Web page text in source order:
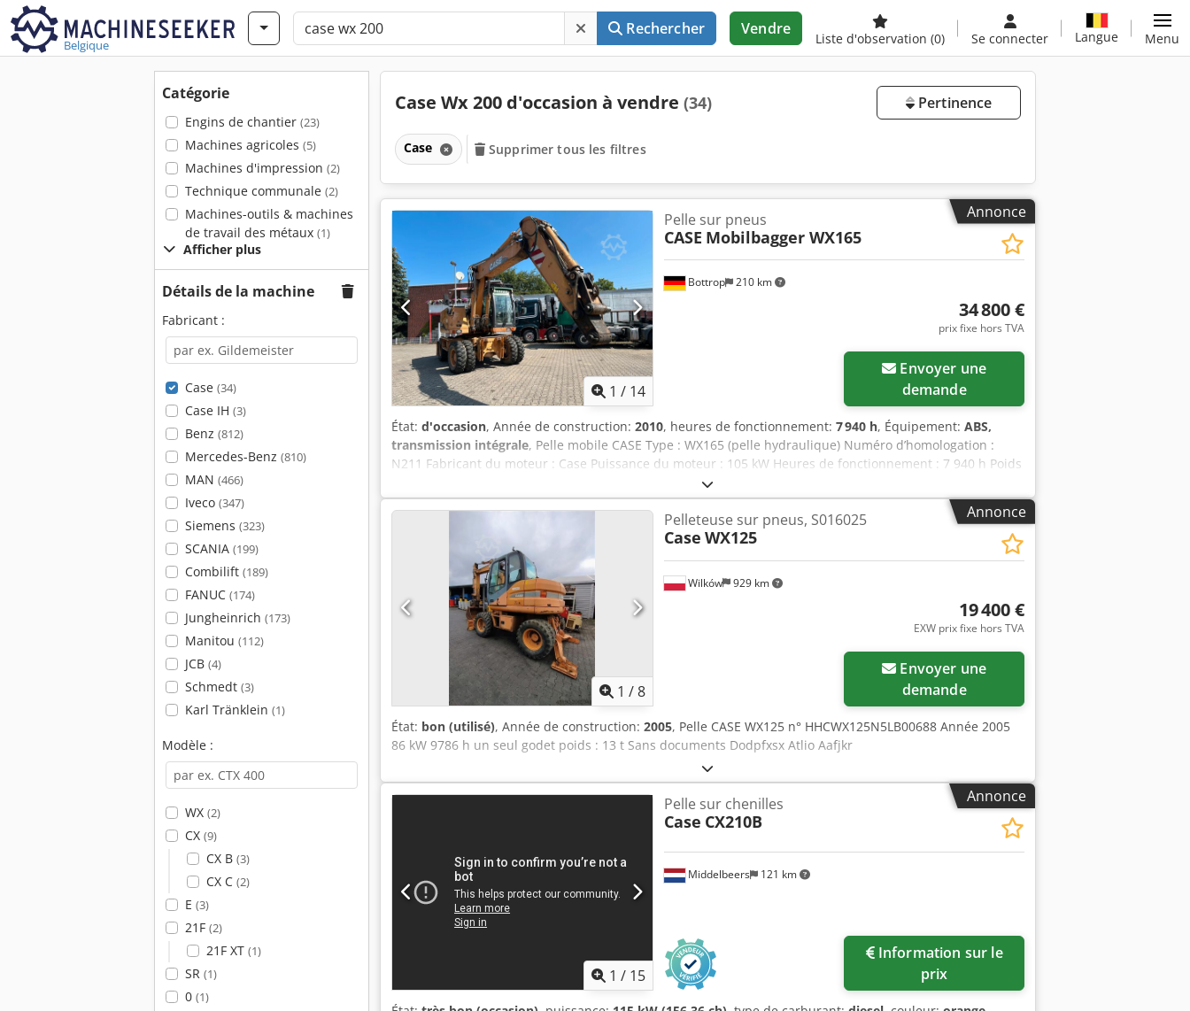
Belgique
Rechercher Vendre
Liste d'observation (0) Se connecter Langue Menu
Catégorie
Engins de chantier (23)
Machines agricoles (5)
Machines d'impression (2)
Technique communale (2)
Machines-outils & machines
de travail des métaux (1)
Afficher plus
Détails de la machine
Fabricant :
Case (34)
Case IH (3)
Benz (812)
Mercedes-Benz (810)
MAN (466)
Iveco (347)
Siemens (323)
SCANIA (199)
Combilift (189)
FANUC (174)
Jungheinrich (173)
Manitou (112)
JCB (4)
Schmedt (3)
Karl Tränklein (1)
Modèle :
WX (2)
CX (9)
CX B (3)
CX C (2)
E (3)
21F (2)
21F XT (1)
SR (1)
0 (1)
Case Wx 200 d'occasion à vendre (34) Pertinence
Case Supprimer tous les filtres
Annonce
1 / 14
Bottrop 210 km
Pelle sur pneus
CASE Mobilbagger WX165
34 800 €
prix fixe hors TVA
demande
État: d'occasion, Année de construction: 2010, heures de fonctionnement: 7 940 h, Équipement: ABS,
transmission intégrale, Pelle mobile CASE Type : WX165 (pelle hydraulique) Numéro d’homologation :
N211 Fabricant du moteur : Case Puissance du moteur : 105 kW Heures de fonctionnement : 7 940 h Poids
total autorisé : 18 000 kg Longueur de transport : 8,19 m Largeur de transport : 1,91 m Hauteur de
transport : 2,89 m Couleur : jaune - Commande par joystick - Lame de terrassement - Caméra Nous serons
également heureux de vous aider dans le domaine du financement/leasing grâce à nos partenaires.
Dksdezripcjpfx Aafor Toutes les informations sont données sans garantie. Erreurs et ventes
intermédiaires réservées.
Annonce
1 /8
Wilków 929 km
Pelleteuse sur pneus, S016025
Case WX125
19 400 €
EXW prix fixe hors TVA
demande
État: bon (utilisé), Année de construction: 2005, Pelle CASE WX125 n° HHCWX125N5LB00688 Année 2005
86 kW 9786 h un seul godet poids : 13 t Sans documents Dodpfxsx Atlio Aafjkr
Annonce
1 / 15
Middelbeers 121 km
Pelle sur chenilles
Case CX210B
Information sur le
prix